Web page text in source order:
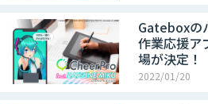
Gateboxの
作業応援ア
場が決定！
2022/01/20